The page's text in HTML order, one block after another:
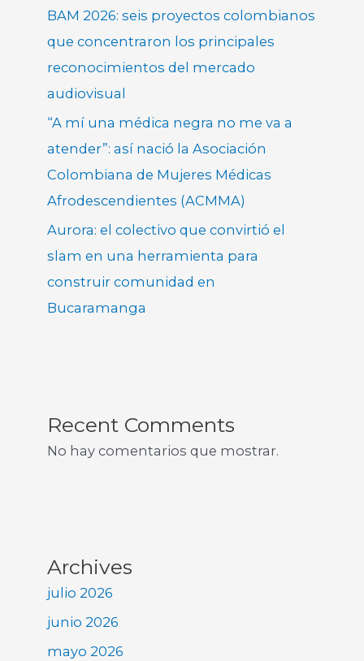
BAM 2026: seis proyectos colombianos
que concentraron los principales
reconocimientos del mercado
audiovisual
“A mí una médica negra no me va a
atender”: así nació la Asociación
Colombiana de Mujeres Médicas
Afrodescendientes (ACMMA)
Aurora: el colectivo que convirtió el
slam en una herramienta para
construir comunidad en
Bucaramanga
Recent Comments
No hay comentarios que mostrar.
Archives
julio 2026
junio 2026
mayo 2026